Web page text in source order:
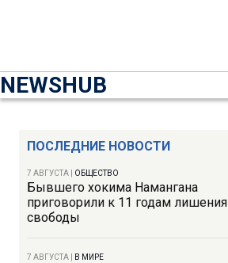
NEWSHUB
ПОСЛЕДНИЕ НОВОСТИ
7 АВГУСТА ОБЩЕСТВО
Бывшего хокима Намангана
приговорили к 11 годам лишения
свободы
7 АВГУСТА В МИРЕ